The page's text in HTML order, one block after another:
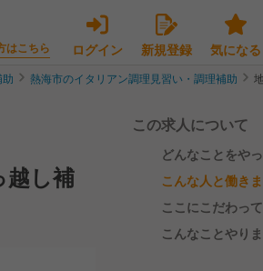
はこちら ログイン 新規登録 気になる
熱海市のイタリアン調理見習い・調理補助
越し補
この求人について
どんなことをや
こんな人と働き
ここにこだわっ
こんなことやり